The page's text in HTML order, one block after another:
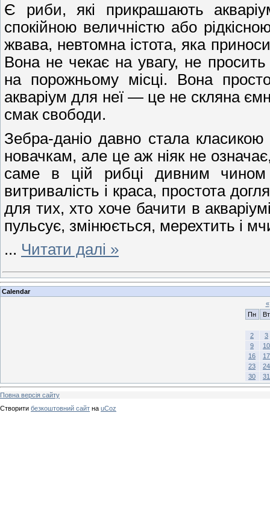
Є риби, які прикрашають
спокійною величністю або
жвава, невтомна істота, яка
Вона не чекає на увагу, не
на порожньому місці. Вона
акваріум для неї — це не скляна
смак свободи.
Зебра-даніо давно стала класикою
новачкам, але це аж ніяк не
саме в цій рибці дивним чином
витривалість і краса, простота
для тих, хто хоче бачити в
пульсує, змінюється, мерехтить і
... Читати далі »
Calendar
«
Пн
Вт
2
3
9
10
16
17
23
24
30
31
Повна версія сайту
Створити безкоштовний сайт на uCoz